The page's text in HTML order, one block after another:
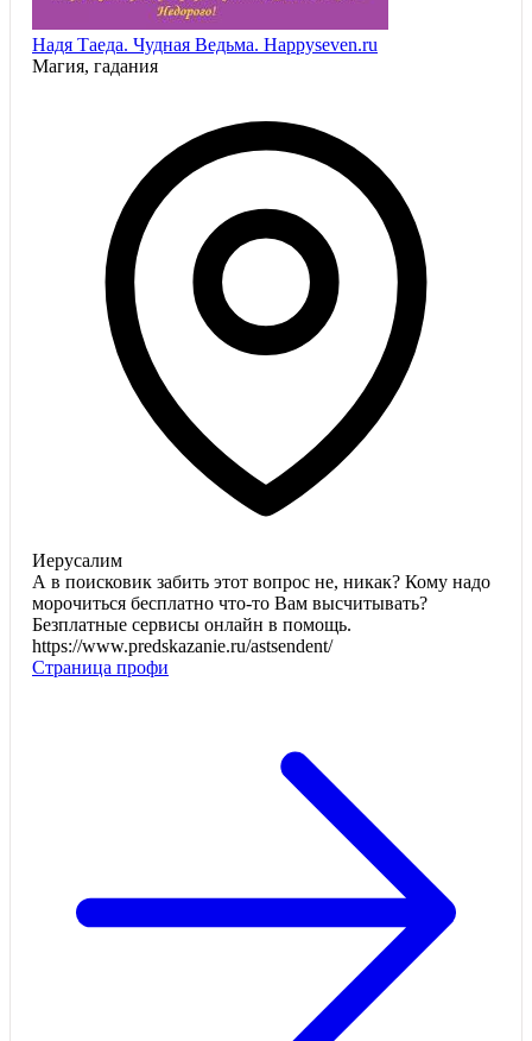
Надя Таеда. Чудная Ведьма. Happyseven.ru
Магия, гадания
Иерусалим
А в поисковик забить этот вопрос не, никак? Кому надо
морочиться бесплатно что-то Вам высчитывать?
Безплатные сервисы онлайн в помощь.
https://www.predskazanie.ru/astsendent/
Страница профи